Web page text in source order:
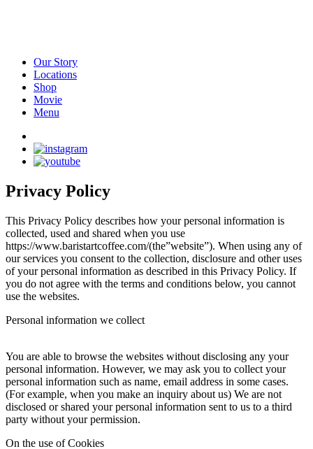
Our Story
Locations
Shop
Movie
Menu
Privacy Policy
This Privacy Policy describes how your personal information is
collected, used and shared when you use
https://www.baristartcoffee.com/(the”website”). When using any of
our services you consent to the collection, disclosure and other uses
of your personal information as described in this Privacy Policy. If
you do not agree with the terms and conditions below, you cannot
use the websites.
Personal information we collect
You are able to browse the websites without disclosing any your
personal information. However, we may ask you to collect your
personal information such as name, email address in some cases.
(For example, when you make an inquiry about us) We are not
disclosed or shared your personal information sent to us to a third
party without your permission.
On the use of Cookies